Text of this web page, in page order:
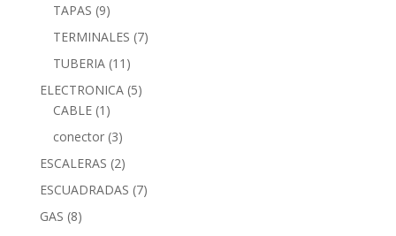
TAPAS (9)
TERMINALES (7)
TUBERIA (11)
ELECTRONICA (5)
CABLE (1)
conector (3)
ESCALERAS (2)
ESCUADRADAS (7)
GAS (8)